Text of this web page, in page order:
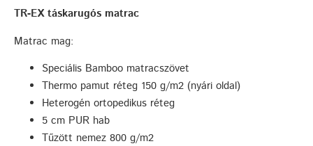
TR-EX táskarugós matrac
Matrac mag:
Speciális Bamboo matracszövet
Thermo pamut réteg 150 g/m2 (nyári oldal)
Heterogén ortopedikus réteg
5 cm PUR hab
Tűzött nemez 800 g/m2